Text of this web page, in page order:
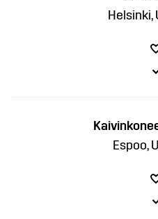
Helsinki,
Espoo,